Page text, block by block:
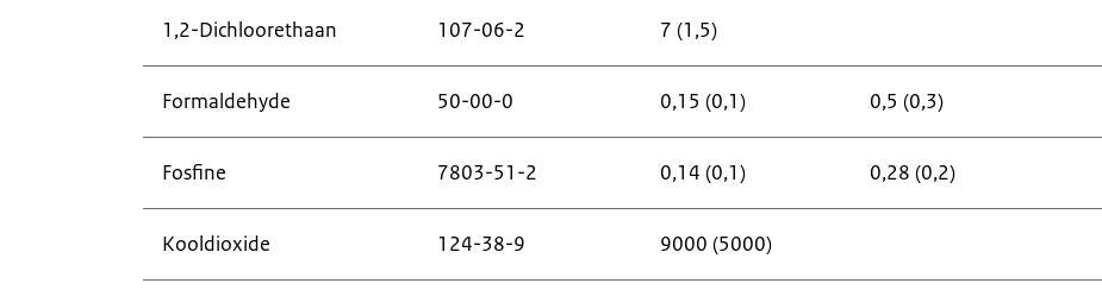
1,2-Dichloorethaan 107-06-2 7 (1,5)
Formaldehyde 50-00-0 0,15 (0,1) 0,5 (0,3)
Fosfine 7803-51-2 0,14 (0,1) 0,28 (0,2)
Kooldioxide 124-38-9 9000 (5000)